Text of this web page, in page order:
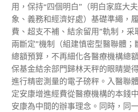
用，保持“四個明白”（明白家庭大
象、義務和經濟好處）基礎準繩，
費、超支不補、結余留用”軌制，采
兩斷定”機制（組建慎密型醫聯體
總額預算，不再細化各醫療機構總
保基金結余部門歸林天秤的眼睛變
進行精密測量的電子磅秤。入醫聯
定安康增進經費從醫療機構的本錢
安康為中間的辦事理念。同時，同